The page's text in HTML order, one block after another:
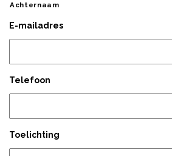
Achternaam
E-mailadres
Telefoon
Toelichting